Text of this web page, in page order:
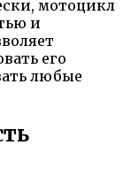
мотоцикл
и
его
любые